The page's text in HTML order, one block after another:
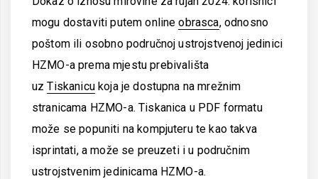
mogu dostaviti putem onlineobrasca, odnosno
poštom ili osobno područnoj ustrojstvenoj jedinici
HZMO-a prema mjestu prebivališta
uzTiskanicukoja je dostupna na mrežnim
stranicama HZMO-a. Tiskanica u PDF formatu
može se popuniti na kompjuteru te kao takva
isprintati, a može se preuzeti i u područnim
ustrojstvenim jedinicama HZMO-a.